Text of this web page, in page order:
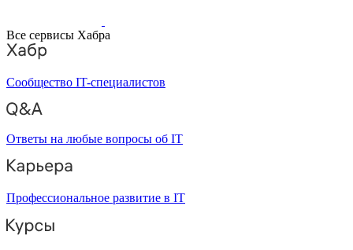
Все сервисы Хабра
Сообщество IT-специалистов
Ответы на любые вопросы об IT
Профессиональное развитие в IT